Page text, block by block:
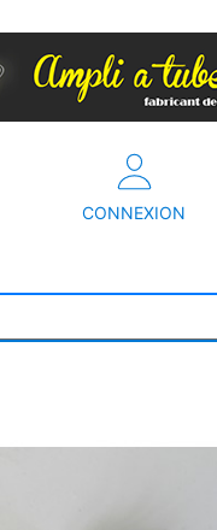
CONNEXION